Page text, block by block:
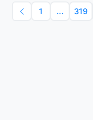
1 ... 319